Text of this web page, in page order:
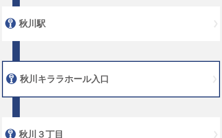
秋川駅
秋川キララホール入口
秋川３丁目